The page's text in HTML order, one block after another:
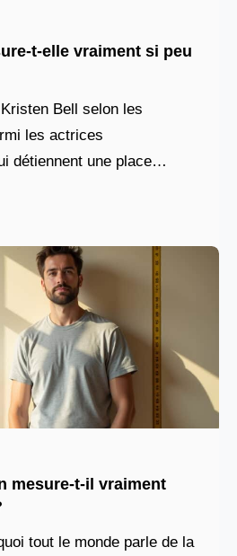
t-elle vraiment si peu
Bell selon les
les actrices
détiennent une place
mesure-t-il vraiment
tout le monde parle de la